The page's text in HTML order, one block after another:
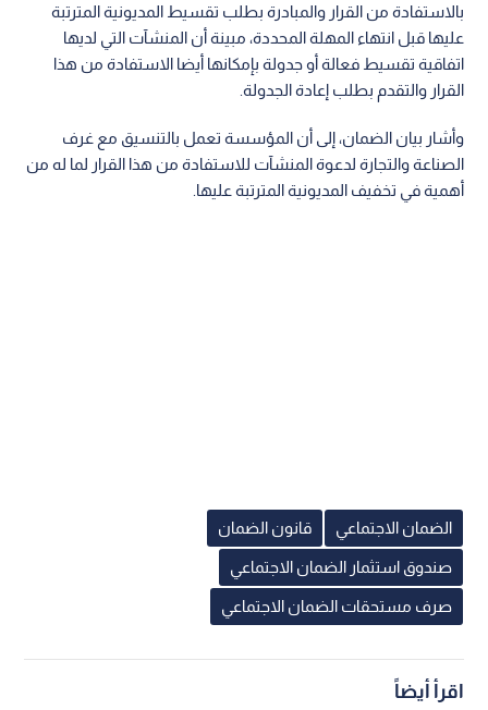
بالاستفادة من القرار والمبادرة بطلب تقسيط المديونية المترتبة
عليها قبل انتهاء المهلة المحددة، مبينة أن المنشآت التي لديها
اتفاقية تقسيط فعالة أو جدولة بإمكانها أيضا الاستفادة من هذا
القرار والتقدم بطلب إعادة الجدولة.
وأشار بيان الضمان، إلى أن المؤسسة تعمل بالتنسيق مع غرف
الصناعة والتجارة لدعوة المنشآت للاستفادة من هذا القرار لما له من
أهمية في تخفيف المديونية المترتبة عليها.
الضمان الاجتماعي قانون الضمان
صندوق استثمار الضمان الاجتماعي
صرف مستحقات الضمان الاجتماعي
اقرأ أيضاً